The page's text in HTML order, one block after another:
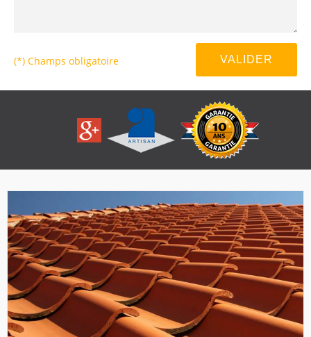
(*) Champs obligatoire